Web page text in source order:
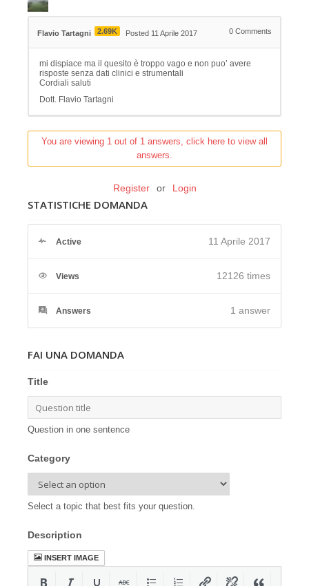
Flavio Tartagni 2.69K Posted 11 Aprile 2017 0 Comments
mi dispiace ma il quesito è troppo vago e non puo’ avere
risposte senza dati clinici e strumentali
Cordiali saluti
Dott. Flavio Tartagni
You are viewing 1 out of 1 answers, click here to view all
answers.
Register or Login
STATISTICHE DOMANDA
Active 11 Aprile 2017
Views 12126 times
Answers 1 answer
FAI UNA DOMANDA
Title
Question in one sentence
Category
Select a topic that best fits your question.
Description
INSERT IMAGE